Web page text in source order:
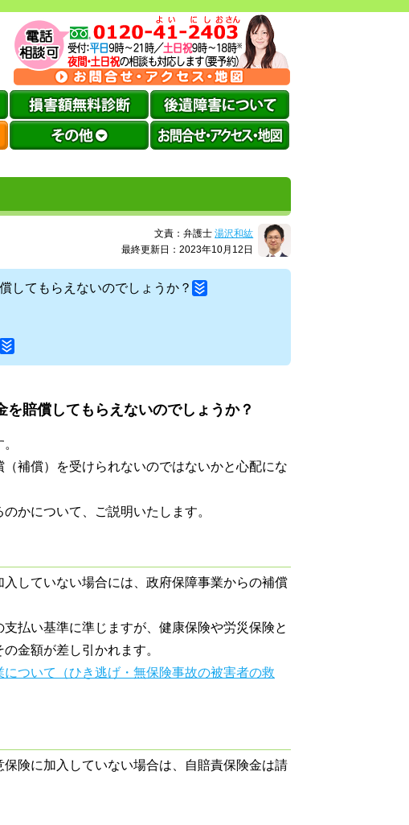
文責：弁護士湯沢和紘
最終更新日：2023年10月12日
してもらえないのでしょうか？
賠償してもらえないのでしょうか？
補償）を受けられないのではないかと心配にな
かについて、ご説明いたします。
していない場合には、政府保障事業からの補償
払い基準に準じますが、健康保険や労災保険と
金額が差し引かれます。
ついて（ひき逃げ・無保険事故の被害者の救
険に加入していない場合は、自賠責保険金は請